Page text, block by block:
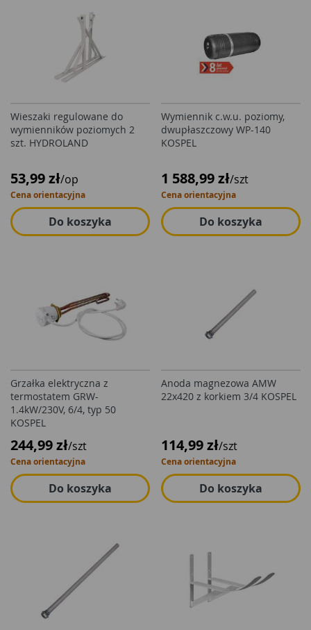
Wieszaki regulowane do
wymienników poziomych 2
szt. HYDROLAND
53,99 zł/op
Cena orientacyjna
Do koszyka
Wymiennik c.w.u. poziomy,
dwupłaszczowy WP-140
KOSPEL
1 588,99 zł/szt
Cena orientacyjna
Do koszyka
Grzałka elektryczna z
termostatem GRW-
1.4kW/230V, 6/4, typ 50
KOSPEL
244,99 zł/szt
Cena orientacyjna
Do koszyka
Anoda magnezowa AMW
22x420 z korkiem 3/4 KOSPEL
114,99 zł/szt
Cena orientacyjna
Do koszyka